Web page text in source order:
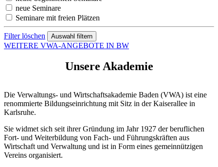
neue Seminare
Seminare mit freien Plätzen
Filter löschen
WEITERE VWA-ANGEBOTE IN BW
Unsere Akademie
Die Verwaltungs- und Wirtschaftsakademie Baden (VWA) ist eine
renommierte Bildungseinrichtung mit Sitz in der Kaiserallee in
Karlsruhe.
Sie widmet sich seit ihrer Gründung im Jahr 1927 der beruflichen
Fort- und Weiterbildung von Fach- und Führungskräften aus
Wirtschaft und Verwaltung und ist in Form eines gemeinnützigen
Vereins organisiert.